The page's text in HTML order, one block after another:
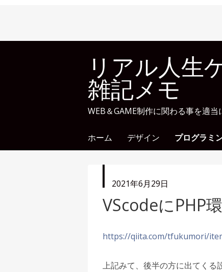
リアル人生
雑記メモ
WEB＆GAME制作に関わる事を適当
ホーム デザイン プログラミ
投
日
2021年6月29日
VScodeにPHP
https://qiita.com/tfukumori/
上記みて、後半の方に出てくる